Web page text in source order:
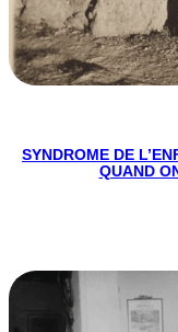
SYNDROME DE
QUAND